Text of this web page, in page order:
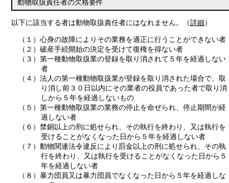
動物取扱責任者の欠格要件
以下に該当する者は動物取扱責任者にはなれません。（詳細）
（１）心身の故障によりその業務を適正に行うことができない者
（２）破産手続開始の決定を受けて復権を得ない者
（３）第一種動物取扱業の登録を取り消されて５年を経過しない
者
（４）法人の第一種動物取扱業が登録を取り消された場合で、取
り消し前３０日以内にその業者の役員であった者で取り消
しから５年を経過しないもの
（５）第一種動物取扱業の業務の停止を命ぜられ、停止期間が経
過しない者
（６）禁錮以上の刑に処せられ、その執行を終わり、又は執行を
受けることがなくなった日から５年を経過しない者
（７）動物関連法令違反により罰金以上の刑に処せられ、その執
行を終わり、又は執行を受けることがなくなった日から５
年を経過しない者
（８）暴力団員又は暴力団員でなくなった日から５年を経過しな